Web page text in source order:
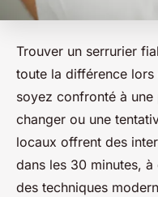
Trouver un serrurier
toute la différence lors
soyez confronté à
changer ou une
locaux offrent des
dans les 30 minutes,
des techniques